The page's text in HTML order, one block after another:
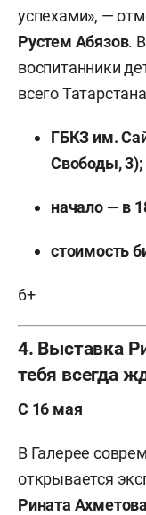
успехами», —
Рустем Абязов.
воспитанники
всего
ГБКЗ им.
Свободы, 3);
начало — в
стоимость
6+
4. Выставка
тебя всегда
С 16 мая
В Галерее
открывается
Рината Ахметова